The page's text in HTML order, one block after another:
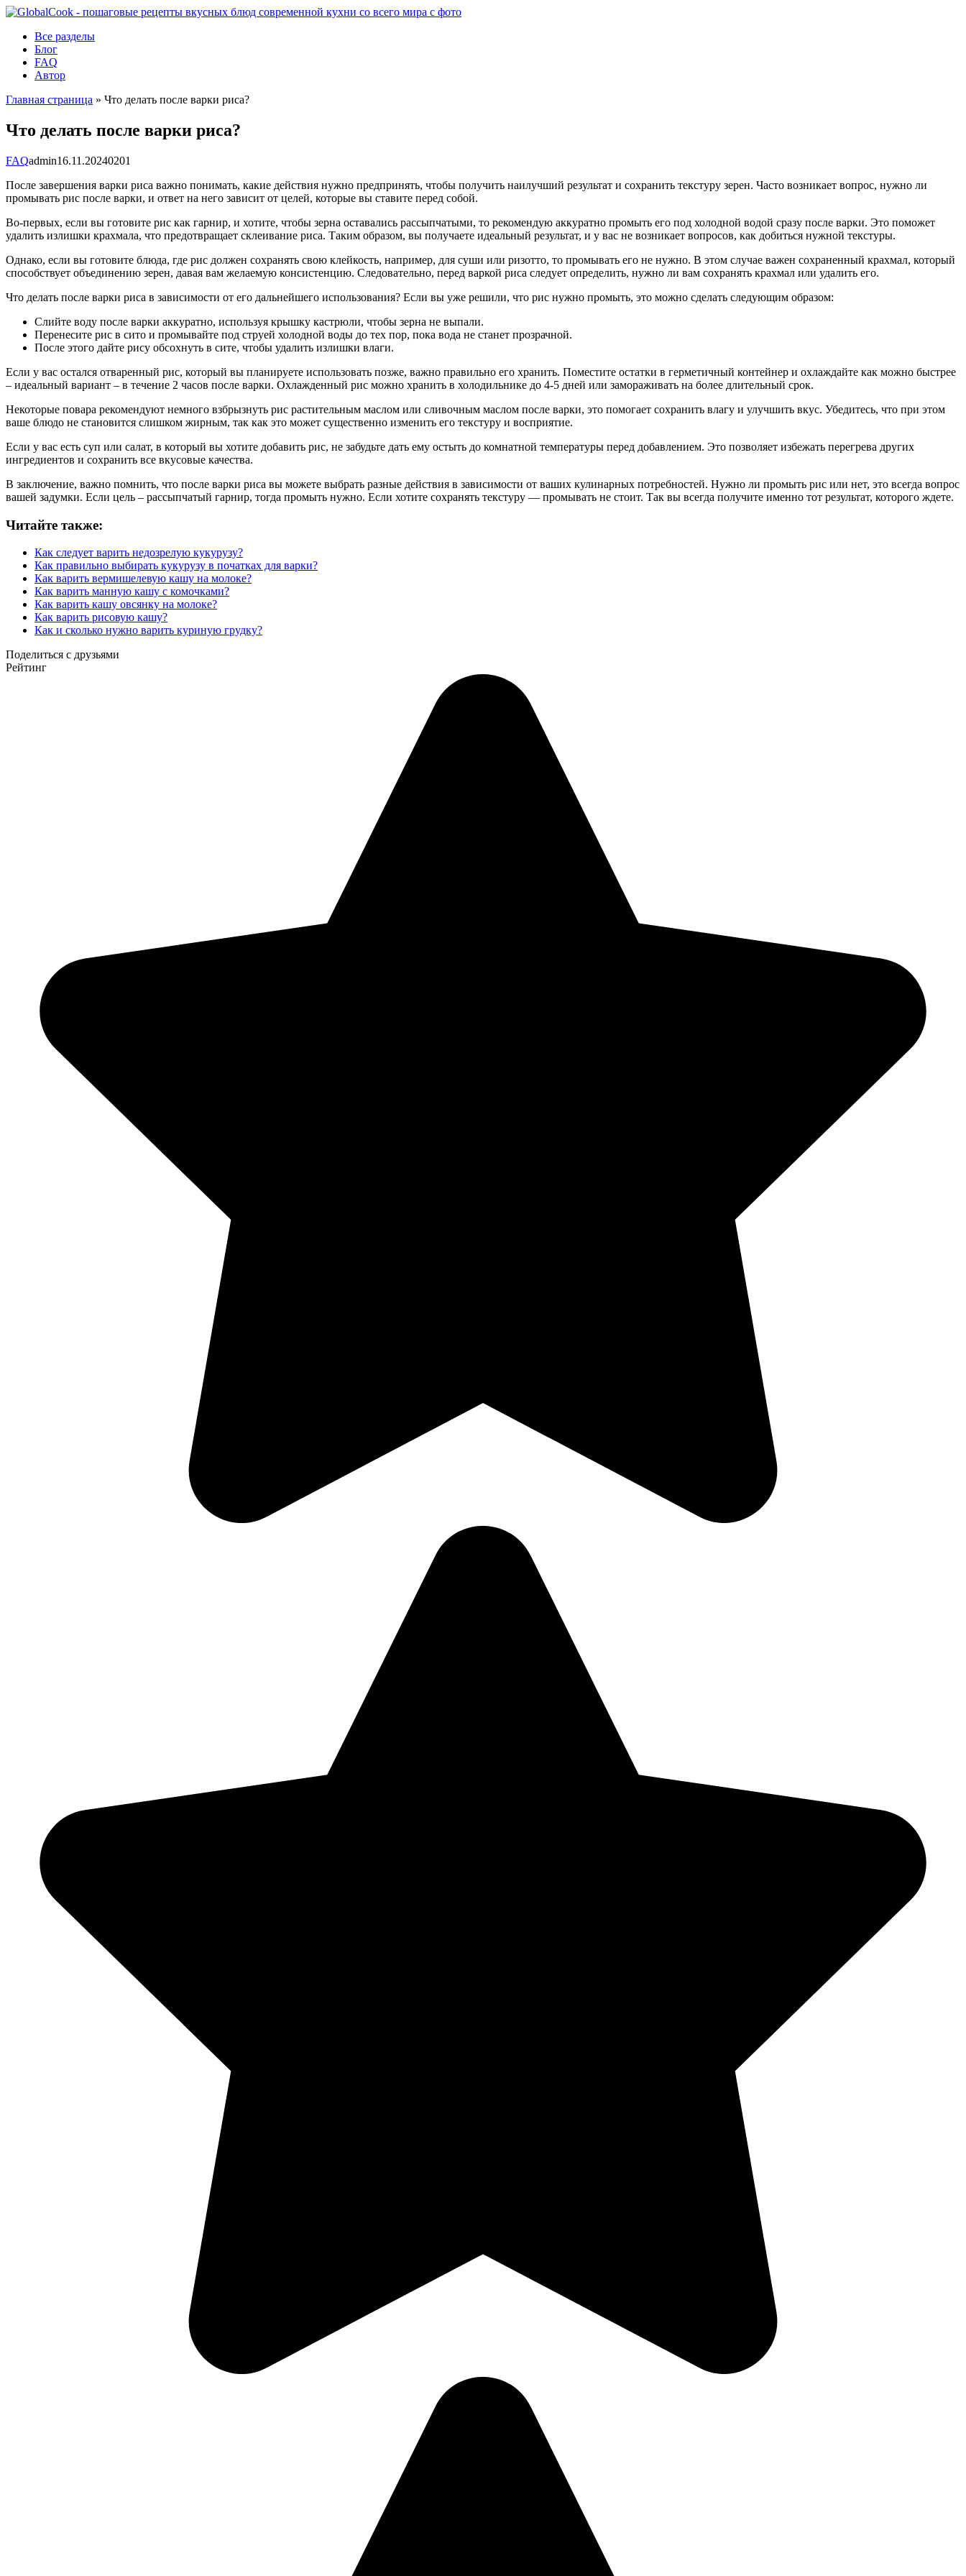
Перейти
контентуВсе разделы
Блог
FAQ
Автор
Главная страница » Что делать после варки риса?
Что делать после варки риса?
FAQadmin16.11.20240201
После завершения варки риса важно понимать, какие действия нужно предпринять, чтобы получить наилучший результат и сохранить текстуру зерен. Часто возникает вопрос, нужно ли
промывать рис после варки, и ответ на него зависит от целей, которые вы ставите перед собой.
Во-первых, если вы готовите рис как гарнир, и хотите, чтобы зерна оставались рассыпчатыми, то рекомендую аккуратно промыть его под холодной водой сразу после варки. Это поможет
удалить излишки крахмала, что предотвращает склеивание риса. Таким образом, вы получаете идеальный результат, и у вас не возникает вопросов, как добиться нужной текстуры.
Однако, если вы готовите блюда, где рис должен сохранять свою клейкость, например, для суши или ризотто, то промывать его не нужно. В этом случае важен сохраненный крахмал, который
способствует объединению зерен, давая вам желаемую консистенцию. Следовательно, перед варкой риса следует определить, нужно ли вам сохранять крахмал или удалить его.
Что делать после варки риса в зависимости от его дальнейшего использования? Если вы уже решили, что рис нужно промыть, это можно сделать следующим образом:
Слийте воду после варки аккуратно, используя крышку кастрюли, чтобы зерна не выпали.
Перенесите рис в сито и промывайте под струей холодной воды до тех пор, пока вода не станет прозрачной.
После этого дайте рису обсохнуть в сите, чтобы удалить излишки влаги.
Если у вас остался отваренный рис, который вы планируете использовать позже, важно правильно его хранить. Поместите остатки в герметичный контейнер и охлаждайте как можно быстрее
– идеальный вариант – в течение 2 часов после варки. Охлажденный рис можно хранить в холодильнике до 4-5 дней или замораживать на более длительный срок.
Некоторые повара рекомендуют немного взбрызнуть рис растительным маслом или сливочным маслом после варки, это помогает сохранить влагу и улучшить вкус. Убедитесь, что при этом
ваше блюдо не становится слишком жирным, так как это может существенно изменить его текстуру и восприятие.
Если у вас есть суп или салат, в который вы хотите добавить рис, не забудьте дать ему остыть до комнатной температуры перед добавлением. Это позволяет избежать перегрева других
ингредиентов и сохранить все вкусовые качества.
В заключение, важно помнить, что после варки риса вы можете выбрать разные действия в зависимости от ваших кулинарных потребностей. Нужно ли промыть рис или нет, это всегда вопрос
вашей задумки. Если цель – рассыпчатый гарнир, тогда промыть нужно. Если хотите сохранять текстуру — промывать не стоит. Так вы всегда получите именно тот результат, которого ждете.
Читайте также:
Как следует варить недозрелую кукурузу?
Как правильно выбирать кукурузу в початках для варки?
Как варить вермишелевую кашу на молоке?
Как варить манную кашу с комочками?
Как варить кашу овсянку на молоке?
Как варить рисовую кашу?
Как и сколько нужно варить куриную грудку?
Поделиться с друзьями
Рейтинг